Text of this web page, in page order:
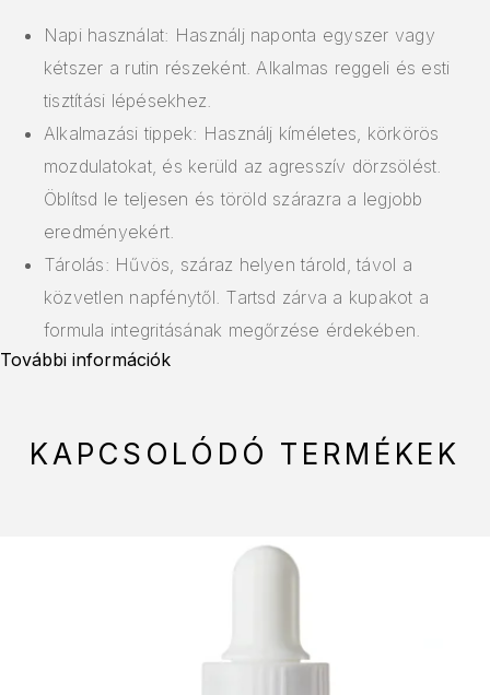
Napi használat: Használj naponta egyszer vagy
kétszer a rutin részeként. Alkalmas reggeli és esti
tisztítási lépésekhez.
Alkalmazási tippek: Használj kíméletes, körkörös
mozdulatokat, és kerüld az agresszív dörzsölést.
Öblítsd le teljesen és töröld szárazra a legjobb
eredményekért.
Tárolás: Hűvös, száraz helyen tárold, távol a
közvetlen napfénytől. Tartsd zárva a kupakot a
formula integritásának megőrzése érdekében.
További információk
KAPCSOLÓDÓ TERMÉKEK